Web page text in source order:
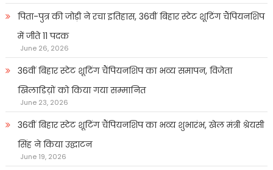
पिता-पुत्र की जोड़ी ने रचा इतिहास, 36वीं बिहार स्टेट शूटिंग चैंपियनशिप
में जीते 11 पदक
June 26, 2026
36वीं बिहार स्टेट शूटिंग चैंपियनशिप का भव्य समापन, विजेता
खिलाडिय़ों को किया गया सम्मानित
June 23, 2026
36वीं बिहार स्टेट शूटिंग चैंपियनशिप का भव्य शुभारंभ, खेल मंत्री श्रेयसी
सिंह ने किया उद्घाटन
June 19, 2026